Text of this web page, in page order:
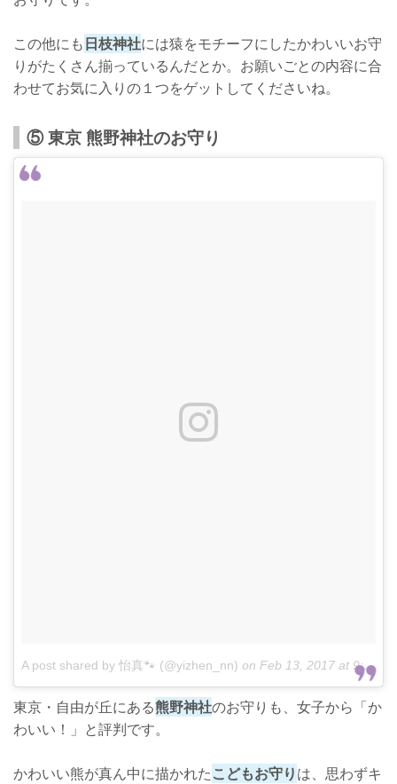
この他にも日枝神社には猿をモチーフにしたかわいいお守
りがたくさん揃っているんだとか。お願いごとの内容に合
わせてお気に入りの１つをゲットしてくださいね。
⑤ 東京 熊野神社のお守り
A post shared by 怡真🐾 (@yizhen_nn) on Feb 13, 2017 at 9:59pm PST
東京・自由が丘にある熊野神社のお守りも、女子から「か
わいい！」と評判です。
かわいい熊が真ん中に描かれたこどもお守りは、思わずキ